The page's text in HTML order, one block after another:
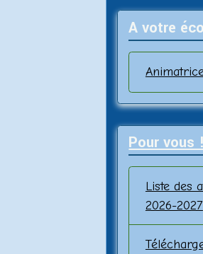
A votre
Pour vous !
Liste des
2026-2027